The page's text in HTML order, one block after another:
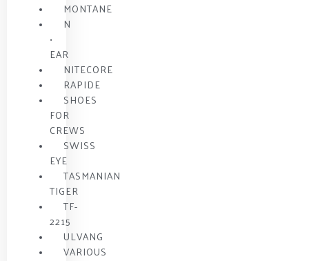
MONTANE
N
•
EAR
NITECORE
RAPIDE
SHOES
FOR
CREWS
SWISS
EYE
TASMANIAN
TIGER
TF-
2215
ULVANG
VARIOUS